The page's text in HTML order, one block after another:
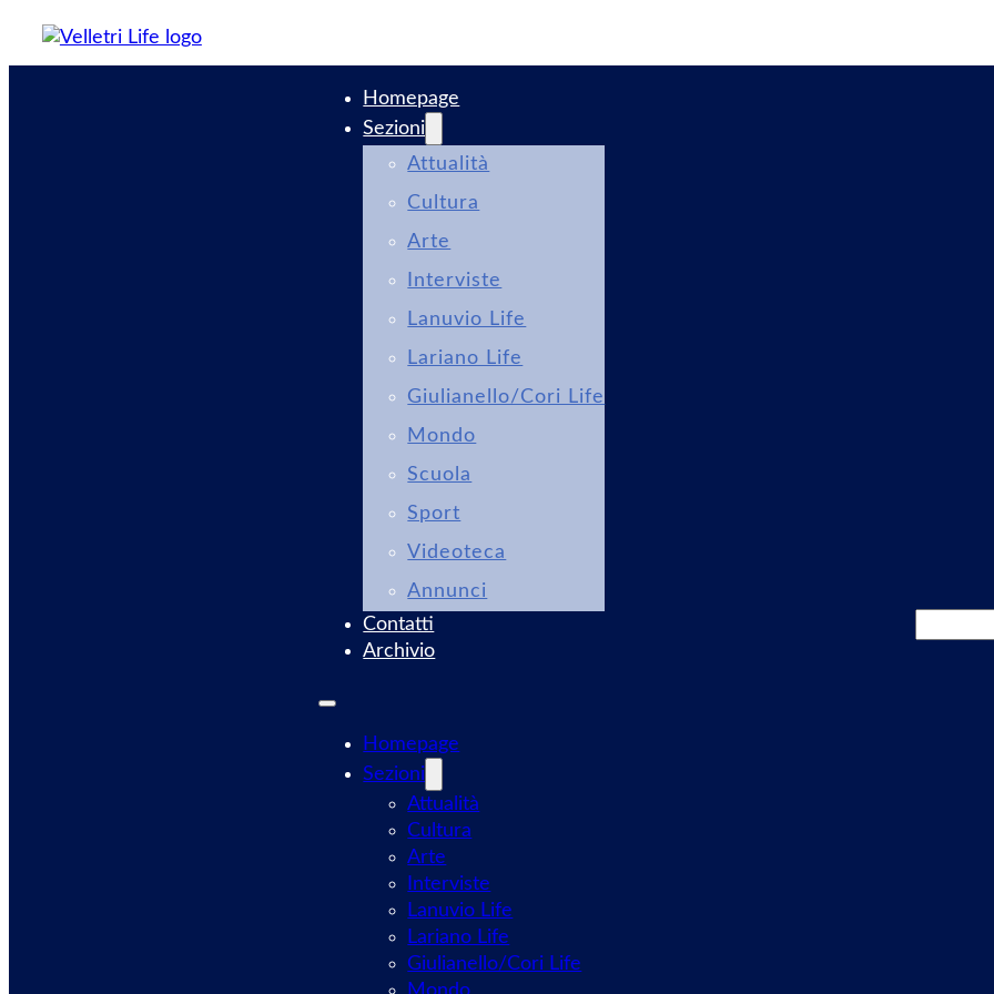
Homepage
Sezioni
Attualità
Cultura
Arte
Interviste
Lanuvio Life
Lariano Life
Giulianello/Cori Life
Mondo
Scuola
Sport
Videoteca
Annunci
Contatti
Archivio
Homepage
Sezioni
Attualità
Cultura
Arte
Interviste
Lanuvio Life
Lariano Life
Giulianello/Cori Life